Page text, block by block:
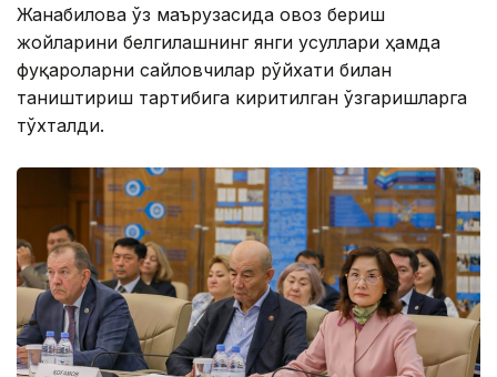
Жанабилова ўз маърузасида овоз бериш
жойларини белгилашнинг янги усуллари ҳамда
фуқароларни сайловчилар рўйхати билан
таништириш тартибига киритилган ўзгаришларга
тўхталди.